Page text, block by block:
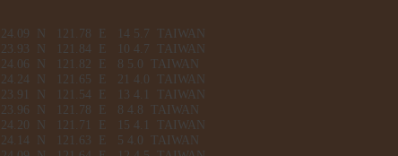
24.09 N 121.78 E 14 5.7
TAIWAN
23.93
N 121.84 E 10 4.7
TAIWAN
24.06
N 121.82 E 8 5.0
TAIWAN
24.24
N 121.65 E 21 4.0
TAIWAN
23.91
N 121.54 E 13 4.1
TAIWAN
23.96
N 121.78 E 8 4.8
TAIWAN
24.20
N 121.71 E 15 4.1
TAIWAN
24.14
N 121.63 E 5 4.0
TAIWAN